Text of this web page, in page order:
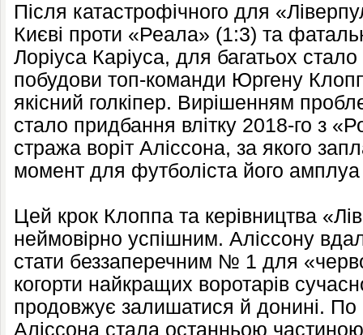
Після катастрофічного для
Києві проти «Реала» (1:3) та
Лоріуса Каріуса, для багатьох
побудови топ-команди Юргену
якісний голкіпер. Вирішенням
стало придбання влітку 2018-го з
стража воріт Аліссона, за якого
момент для футболіста його
Цей крок Клоппа та керівництва
неймовірно успішним. Аліссону
стати беззаперечним № 1 для
когорти найкращих воротарів
продовжує залишатися й донині. По
Аліссона стала останньою